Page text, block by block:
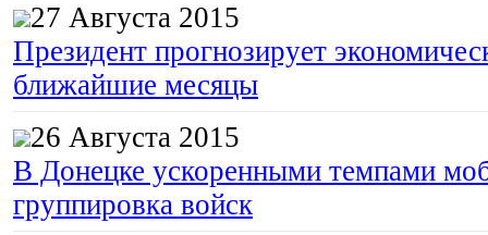
27 Августа 2015
Президент прогнозирует
ближайшие месяцы
26 Августа 2015
В Донецке ускоренными темпами
группировка войск